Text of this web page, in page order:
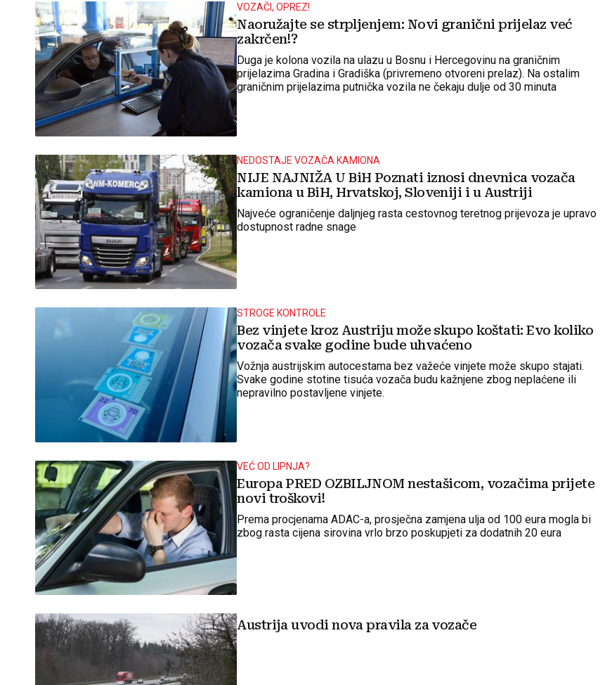
VOZAČI, OPREZ!
Naoružajte se strpljenjem: Novi granični prijelaz već
zakrčen!?
Duga je kolona vozila na ulazu u Bosnu i Hercegovinu na graničnim
prijelazima Gradina i Gradiška (privremeno otvoreni prelaz). Na ostalim
graničnim prijelazima putnička vozila ne čekaju dulje od 30 minuta
NEDOSTAJE VOZAČA KAMIONA
NIJE NAJNIŽA U BiH Poznati iznosi dnevnica vozača
kamiona u BiH, Hrvatskoj, Sloveniji i u Austriji
Najveće ograničenje daljnjeg rasta cestovnog teretnog prijevoza je upravo
dostupnost radne snage
STROGE KONTROLE
Bez vinjete kroz Austriju može skupo koštati: Evo koliko
vozača svake godine bude uhvaćeno
Vožnja austrijskim autocestama bez važeće vinjete može skupo stajati.
Svake godine stotine tisuća vozača budu kažnjene zbog neplaćene ili
nepravilno postavljene vinjete.
VEĆ OD LIPNJA?
Europa PRED OZBILJNOM nestašicom, vozačima prijete
novi troškovi!
Prema procjenama ADAC-a, prosječna zamjena ulja od 100 eura mogla bi
zbog rasta cijena sirovina vrlo brzo poskupjeti za dodatnih 20 eura
Austrija uvodi nova pravila za vozače